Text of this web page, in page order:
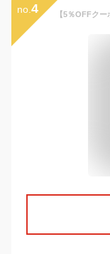
no. 4